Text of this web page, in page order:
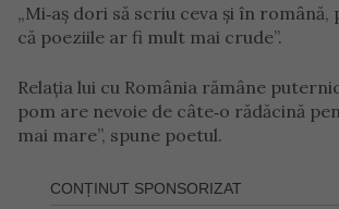
„Mi‑aș dori să scriu ceva și în
că poeziile ar fi mult mai crude”.
Relația lui cu România rămâne
pom are nevoie de câte‑o rădăcină
mai mare”, spune poetul.